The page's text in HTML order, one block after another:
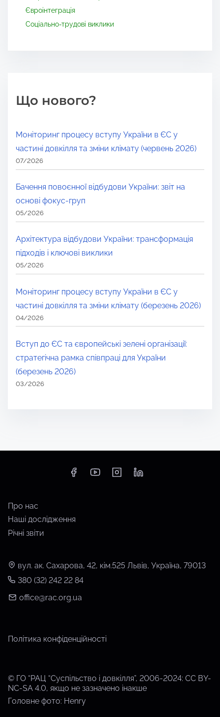
Євроінтеграція
Соціально-трудові виклики
Що нового?
Моніторинг процесу вступу України в ЄС у
частині довкілля та зміни клімату (червень 2026)
07/2026
Бачення повоєнної відбудови України: звіт на
основі фокус-груп
05/2026
Архітектура відбудови України: трансформація
підходів і ключові виклики
05/2026
Моніторинг процесу вступу України в ЄС у
частині довкілля та зміни клімату (березень 2026)
04/2026
Вступ до ЄС та європейські зелені організації:
стратегічна рамка співпраці для України
(березень 2026)
03/2026
Про нас
Наші дослідження
Річні звіти
вул. ак. Сахарова, 42, кім.525 Львів, Україна, 79013
380 (32) 242 22 84
office@rac.org.ua
Політика конфіденційності
© ГО “РАЦ “Суспільство і довкілля”, 2006-2024: CC BY-
NC-SA 4.0, якщо не зазначено інакше
Головне фото: Henry